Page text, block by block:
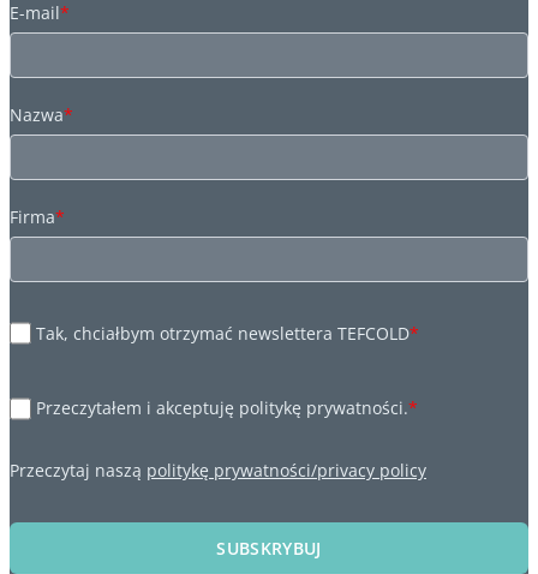
E-mail*
Nazwa*
Firma*
Tak, chciałbym otrzymać newslettera TEFCOLD*
Przeczytałem i akceptuję politykę prywatności.*
Przeczytaj naszą politykę prywatności/privacy policy
SUBSKRYBUJ